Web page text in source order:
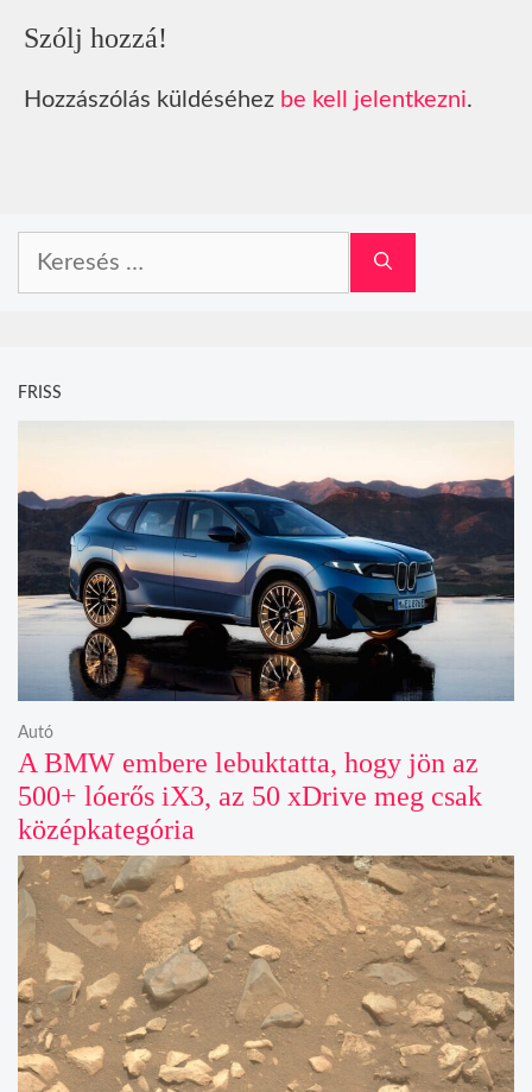
Szólj hozzá!
Hozzászólás küldéséhez be kell jelentkezni.
FRISS
A BMW embere lebuktatta, hogy jön az
500+ lóerős iX3, az 50 xDrive meg csak
középkategória
Autó